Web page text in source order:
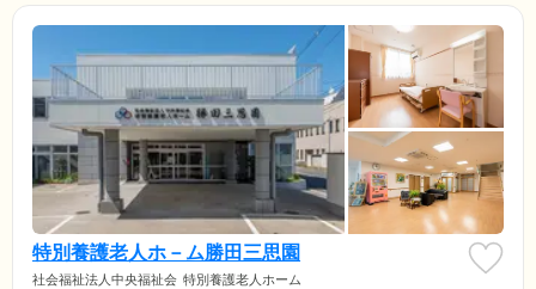
特別養護老人ホ－ム勝田三思園
社会福祉法人中央福祉会 特別養護老人ホーム